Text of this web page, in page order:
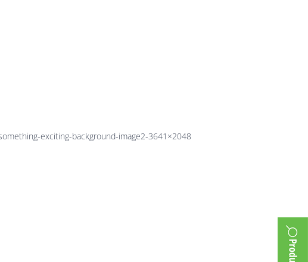
exciting-background-image2-3641×2048